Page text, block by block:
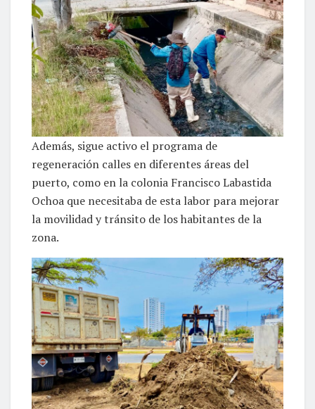
Además, sigue activo el programa de
regeneración calles en diferentes áreas del
puerto, como en la colonia Francisco Labastida
Ochoa que necesitaba de esta labor para mejorar
la movilidad y tránsito de los habitantes de la
zona.